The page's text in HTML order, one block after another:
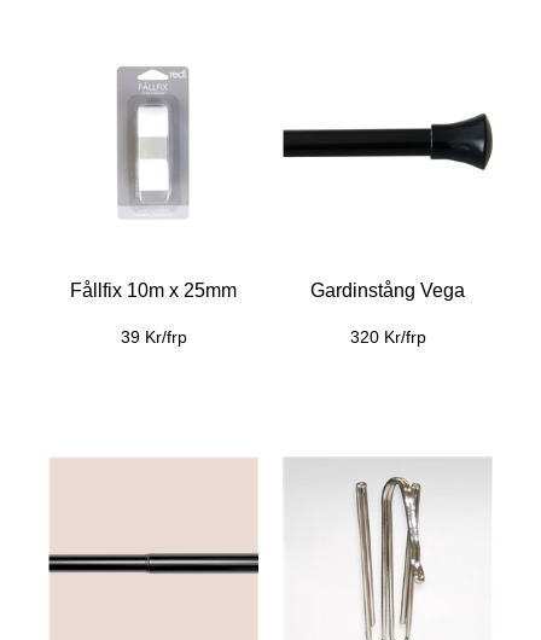
Fållfix 10m x 25mm
39 Kr/frp
Gardinstång Vega
320 Kr/frp